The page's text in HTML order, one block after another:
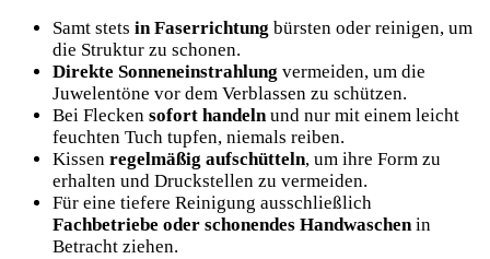
Samt stets in Faserrichtung bürsten oder reinigen, um
die Struktur zu schonen.
Direkte Sonneneinstrahlung vermeiden, um die
Juwelentöne vor dem Verblassen zu schützen.
Bei Flecken sofort handelnund nur mit einem leicht
feuchten Tuch tupfen, niemals reiben.
Kissen regelmäßig aufschütteln, um ihre Form zu
erhalten und Druckstellen zu vermeiden.
Für eine tiefere Reinigung ausschließlich
Fachbetriebe oder schonendes Handwaschenin
Betracht ziehen.